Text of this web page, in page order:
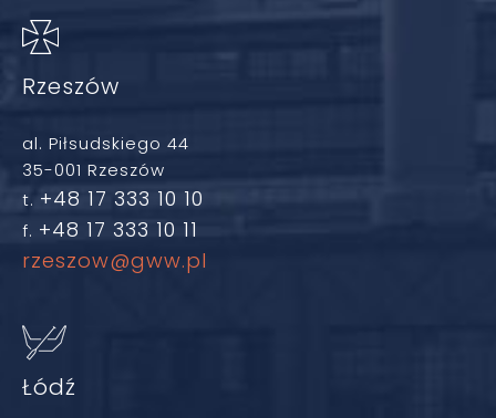
Rzeszów
al. Piłsudskiego 44
35-001 Rzeszów
t. +48 17 333 10 10
f. +48 17 333 10 11
rzeszow@gww.pl
Łódź